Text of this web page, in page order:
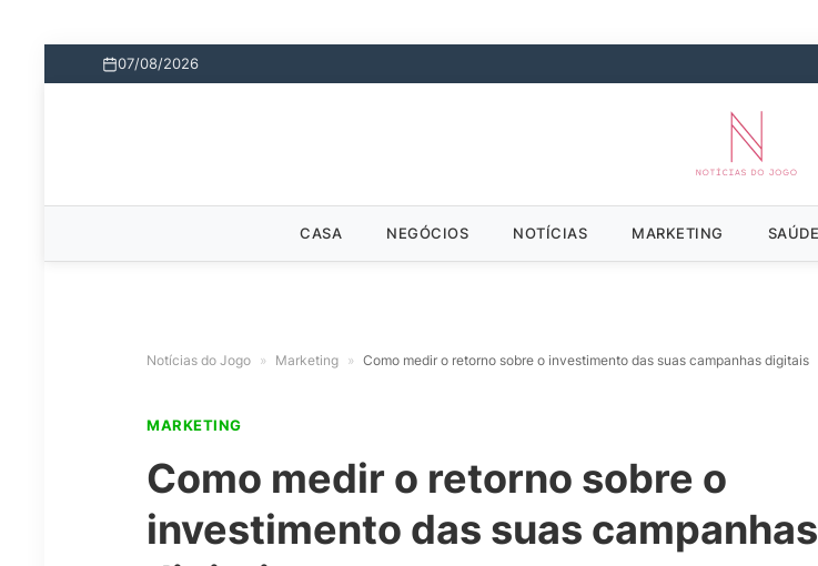
07/08/2026
CASA NEGÓCIOS NOTÍCIAS MARKETING SAÚDE
Notícias do Jogo » Marketing » Como medir o retorno sobre o investimento das suas campanhas digitais
MARKETING
Como medir o retorno sobre o
investimento das suas campanhas